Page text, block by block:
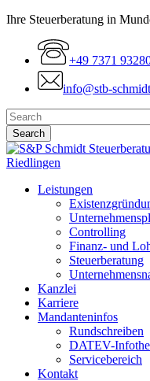
Skip
content
Ihre Steuerberatung in
+49 7371
info@stb-
Search
Close
Search
Menu
Leistungen
Controlling
Finanz- und
Steuerberatung
Kanzlei
Karriere
Mandanteninfos
Rundschreiben
DATEV-
Servicebereich
Kontakt